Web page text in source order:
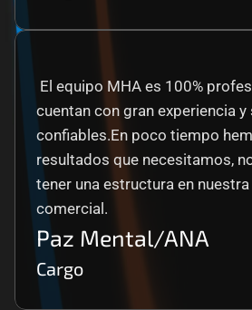
cuentan con gran experiencia
confiables.En poco tiempo
resultados que necesitamos,
tener una estructura en
comercial.
Paz Mental/ANA
Cargo